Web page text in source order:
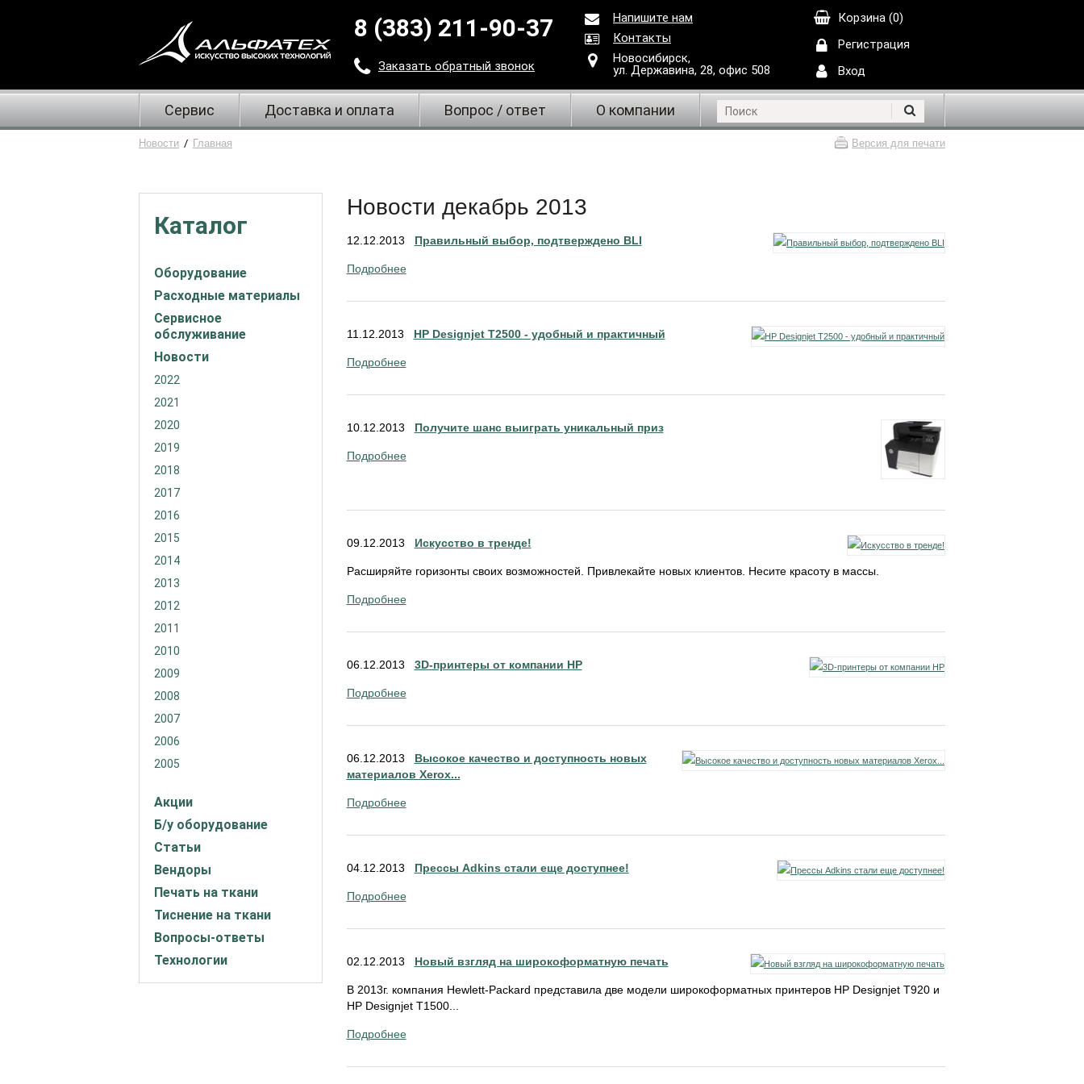
8 (383) 211-90-37
Заказать обратный звонок
Напишите нам
Контакты
Новосибирск,
ул. Державина, 28, офис 508
Корзина (0)
Регистрация
Вход
Сервис Доставка и оплата Вопрос / ответ О компании
Новости / Главная Версия для печати
Каталог
Оборудование
Расходные материалы
Сервисное
обслуживание
Новости
2022
2021
2020
2019
2018
2017
2016
2015
2014
2013
2012
2011
2010
2009
2008
2007
2006
2005
Акции
Б/у оборудование
Статьи
Вендоры
Печать на ткани
Тиснение на ткани
Вопросы-ответы
Технологии
Новости декабрь 2013
12.12.2013 Правильный выбор, подтверждено BLI
Подробнее
11.12.2013 HP Designjet T2500 - удобный и практичный
Подробнее
10.12.2013 Получите шанс выиграть уникальный приз
Подробнее
09.12.2013 Искусство в тренде!
Расширяйте горизонты своих возможностей. Привлекайте новых клиентов. Несите красоту в массы.
Подробнее
06.12.2013 3D-принтеры от компании HP
Подробнее
06.12.2013 Высокое качество и доступность новых
материалов Xerox...
Подробнее
04.12.2013 Прессы Adkins стали еще доступнее!
Подробнее
02.12.2013 Новый взгляд на широкоформатную печать
В 2013г. компания Hewlett-Packard представила две модели широкоформатных принтеров HP Designjet T920 и
HP Designjet T1500...
Подробнее